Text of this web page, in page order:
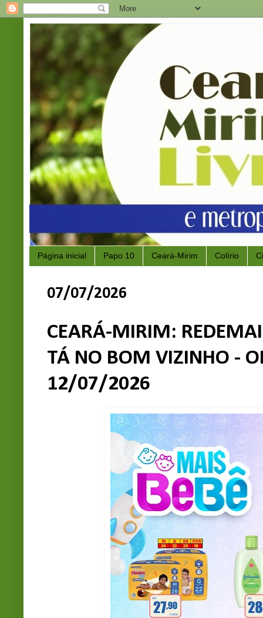
Página inicial Papo 10 Ceará-Mirim Colírio
07/07/2026
CEARÁ-MIRIM:
TÁ NO BOM VIZINHO -
12/07/2026